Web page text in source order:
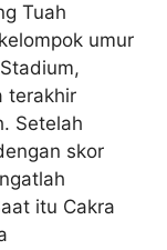
Tuah
umur
terakhir
Setelah
skor
itu Cakra